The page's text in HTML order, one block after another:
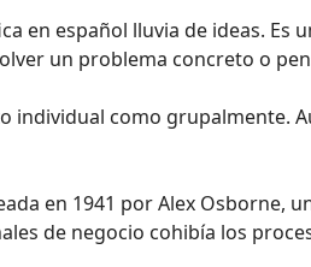
en español lluvia de ideas. Es
un problema concreto o
individual como grupalmente.
en 1941 por Alex Osborne,
de negocio cohibía los